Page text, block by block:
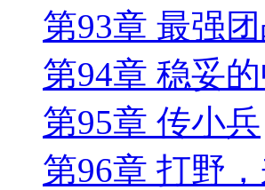
第93章 最强
第94章 稳妥
第95章 传小兵
第96章 打野